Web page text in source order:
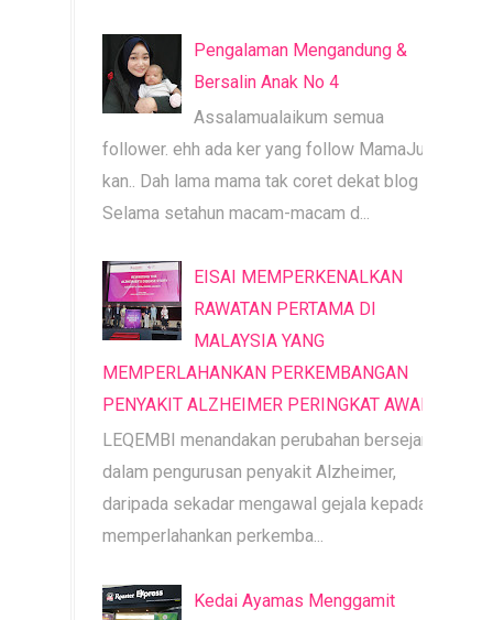
Pengalaman Mengandung &
Bersalin Anak No 4
Assalamualaikum semua
follower. ehh ada ker yang follow MamaJue ni
kan.. Dah lama mama tak coret dekat blog ni.
Selama setahun macam-macam d...
EISAI MEMPERKENALKAN
RAWATAN PERTAMA DI
MALAYSIA YANG
MEMPERLAHANKAN PERKEMBANGAN
PENYAKIT ALZHEIMER PERINGKAT AWAL
LEQEMBI menandakan perubahan bersejarah
dalam pengurusan penyakit Alzheimer,
daripada sekadar mengawal gejala kepada
memperlahankan perkemba...
Kedai Ayamas Menggamit